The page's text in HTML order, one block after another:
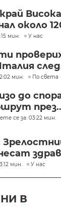
около
мин. У нас
мин. По света
до
се за: 03:22 мин.
мин. У нас
В